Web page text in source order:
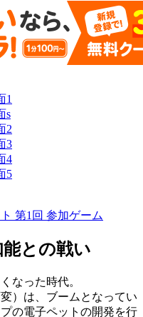
第1回 参加ゲーム
との戦い
なった時代。
）は、ブームとなってい
の電子ペットの開発を行